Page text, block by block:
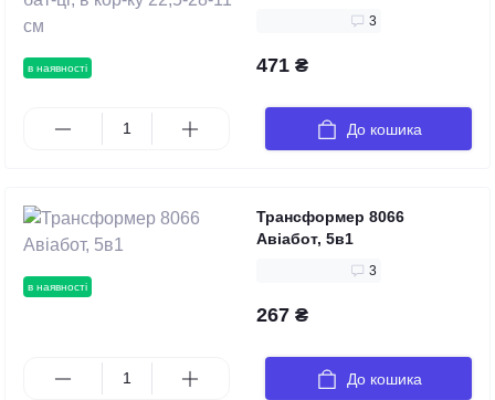
в наявності
3
471 ₴
До кошика
в наявності
Трансформер 8066
Авіабот, 5в1
3
267 ₴
До кошика